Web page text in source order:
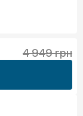
4 949 грн